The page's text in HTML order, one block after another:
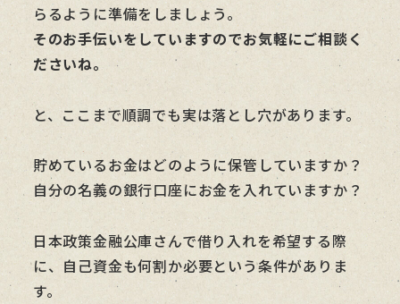
らるように準備をしましょう。
そのお手伝いをしていますのでお気軽にご相談く
ださいね。
と、ここまで順調でも実は落とし穴があります。
貯めているお金はどのように保管していますか？
自分の名義の銀行口座にお金を入れていますか？
日本政策金融公庫さんで借り入れを希望する際
に、自己資金も何割か必要という条件がありま
す。